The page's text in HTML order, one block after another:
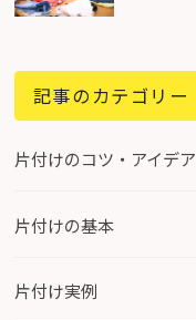
記事のカテゴリー
片付けのコツ・アイデア
片付けの基本
片付け実例